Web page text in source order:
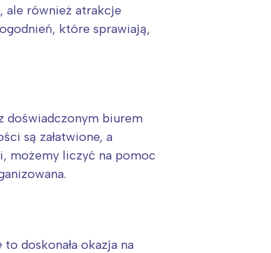
ale również atrakcje
które sprawiają,
doświadczonym biurem
są załatwione, a
możemy liczyć na pomoc
to doskonała okazja na